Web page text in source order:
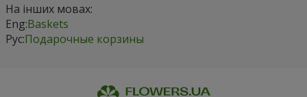
На інших мовах:
Eng:Baskets
Рус:Подарочные корзины